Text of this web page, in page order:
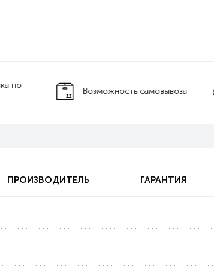
по
Возможность самовывоза
ПРОИЗВОДИТЕЛЬ ГАРАНТИЯ